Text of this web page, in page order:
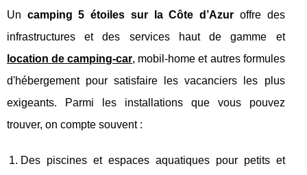
Un camping 5 étoiles sur la Côte d’Azur offre des
infrastructures et des services haut de gamme et
location de camping-car, mobil-home et autres formules
d'hébergement pour satisfaire les vacanciers les plus
exigeants. Parmi les installations que vous pouvez
trouver, on compte souvent :
Des piscines et espaces aquatiques pour petits et